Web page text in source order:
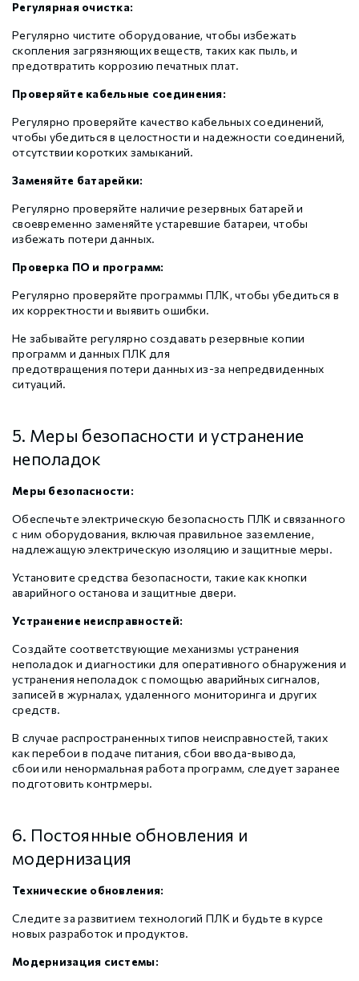
Регулярная очистка:
Регулярно чистите оборудование, чтобы избежать
скопления загрязняющих веществ, таких как пыль, и
предотвратить коррозию печатных плат.
Проверяйте кабельные соединения:
Регулярно проверяйте качество кабельных соединений,
чтобы убедиться в целостности и надежности соединений,
отсутствии коротких замыканий.
Заменяйте батарейки:
Регулярно проверяйте наличие резервных батарей и
своевременно заменяйте устаревшие батареи, чтобы
избежать потери данных.
Проверка ПО и программ:
Регулярно проверяйте программы ПЛК, чтобы убедиться в
их корректности и выявить ошибки.
Не забывайте регулярно создавать резервные копии
программ и данных ПЛК для
предотвращения потери данных из-за непредвиденных
ситуаций.
5. Меры безопасности и устранение
неполадок
Меры безопасности:
Обеспечьте электрическую безопасность ПЛК и связанного
с ним оборудования, включая правильное заземление,
надлежащую электрическую изоляцию и защитные меры.
Установите средства безопасности, такие как кнопки
аварийного останова и защитные двери.
Устранение неисправностей:
Создайте соответствующие механизмы устранения
неполадок и диагностики для оперативного обнаружения и
устранения неполадок с помощью аварийных сигналов,
записей в журналах, удаленного мониторинга и других
средств.
В случае распространенных типов неисправностей, таких
как перебои в подаче питания, сбои ввода-вывода,
сбои или ненормальная работа программ, следует заранее
подготовить контрмеры.
6. Постоянные обновления и
модернизация
Технические обновления:
Следите за развитием технологий ПЛК и будьте в курсе
новых разработок и продуктов.
Модернизация системы: